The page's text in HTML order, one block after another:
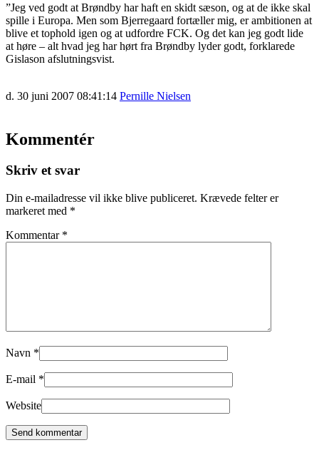
”Jeg ved godt at Brøndby har haft en skidt sæson, og at de ikke skal
spille i Europa. Men som Bjerregaard fortæller mig, er ambitionen at
blive et tophold igen og at udfordre FCK. Og det kan jeg godt lide
at høre – alt hvad jeg har hørt fra Brøndby lyder godt, forklarede
Gislason afslutningsvist.
d. 30 juni 2007 08:41:14 Pernille Nielsen
Kommentér
Skriv et svar
Din e-mailadresse vil ikke blive publiceret. Krævede felter er
markeret med *
Kommentar *
Navn *
E-mail *
Website